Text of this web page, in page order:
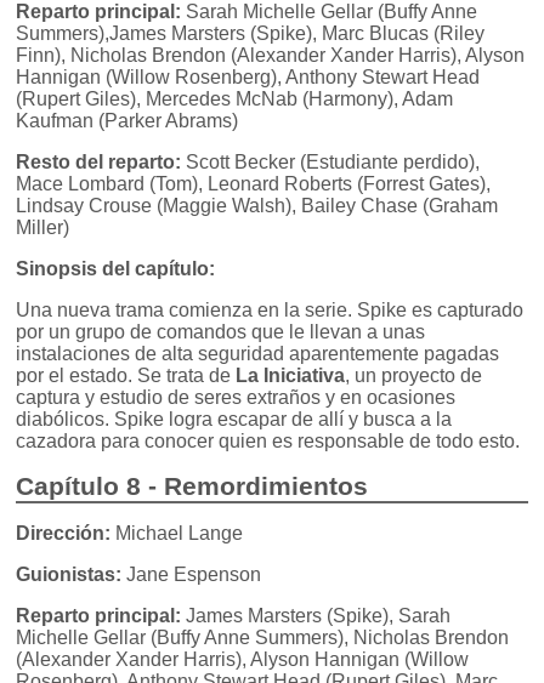
Reparto principal: Sarah Michelle Gellar (Buffy Anne
Summers),James Marsters (Spike), Marc Blucas (Riley
Finn), Nicholas Brendon (Alexander Xander Harris), Alyson
Hannigan (Willow Rosenberg), Anthony Stewart Head
(Rupert Giles), Mercedes McNab (Harmony), Adam
Kaufman (Parker Abrams)
Resto del reparto: Scott Becker (Estudiante perdido),
Mace Lombard (Tom), Leonard Roberts (Forrest Gates),
Lindsay Crouse (Maggie Walsh), Bailey Chase (Graham
Miller)
Sinopsis del capítulo:
Una nueva trama comienza en la serie. Spike es capturado
por un grupo de comandos que le llevan a unas
instalaciones de alta seguridad aparentemente pagadas
por el estado. Se trata de La Iniciativa, un proyecto de
captura y estudio de seres extraños y en ocasiones
diabólicos. Spike logra escapar de allí y busca a la
cazadora para conocer quien es responsable de todo esto.
Capítulo 8 - Remordimientos
Dirección: Michael Lange
Guionistas: Jane Espenson
Reparto principal: James Marsters (Spike), Sarah
Michelle Gellar (Buffy Anne Summers), Nicholas Brendon
(Alexander Xander Harris), Alyson Hannigan (Willow